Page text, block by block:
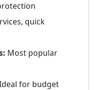
quick
Most popular
for budget